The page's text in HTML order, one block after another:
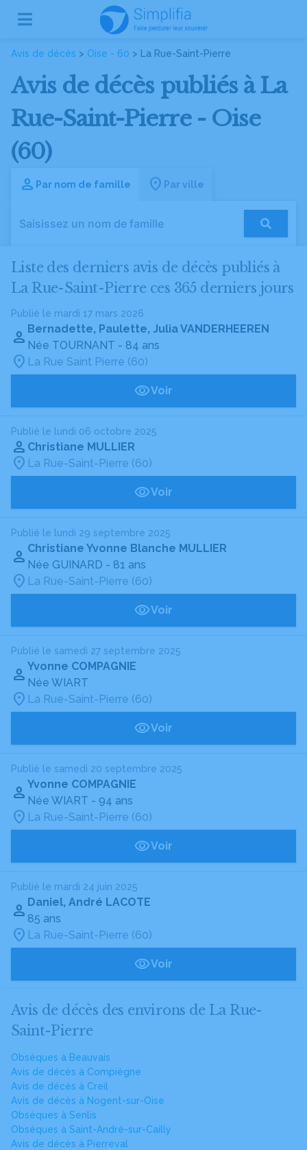
Avis de décès > Oise - 60 > La Rue-Saint-Pierre
Avis de décès publiés à La
Rue-Saint-Pierre - Oise
(60)
Par nom de famille Par ville
Liste des derniers avis de décès publiés à
La Rue-Saint-Pierre ces 365 derniers jours
Publié le mardi 17 mars 2026
Bernadette, Paulette, Julia VANDERHEEREN
Née TOURNANT - 84 ans
La Rue Saint Pierre (60)
Voir
Publié le lundi 06 octobre 2025
Christiane MULLIER
La Rue-Saint-Pierre (60)
Voir
Publié le lundi 29 septembre 2025
Christiane Yvonne Blanche MULLIER
Née GUINARD - 81 ans
La Rue-Saint-Pierre (60)
Voir
Publié le samedi 27 septembre 2025
Yvonne COMPAGNIE
Née WIART
La Rue-Saint-Pierre (60)
Voir
Publié le samedi 20 septembre 2025
Yvonne COMPAGNIE
Née WIART - 94 ans
La Rue-Saint-Pierre (60)
Voir
Publié le mardi 24 juin 2025
Daniel, André LACOTE
85 ans
La Rue-Saint-Pierre (60)
Voir
Avis de décès des environs de La Rue-
Saint-Pierre
Obsèques à Beauvais
Avis de décès à Compiègne
Avis de décès à Creil
Avis de décès à Nogent-sur-Oise
Obsèques à Senlis
Obsèques à Saint-André-sur-Cailly
Avis de décès à Pierreval